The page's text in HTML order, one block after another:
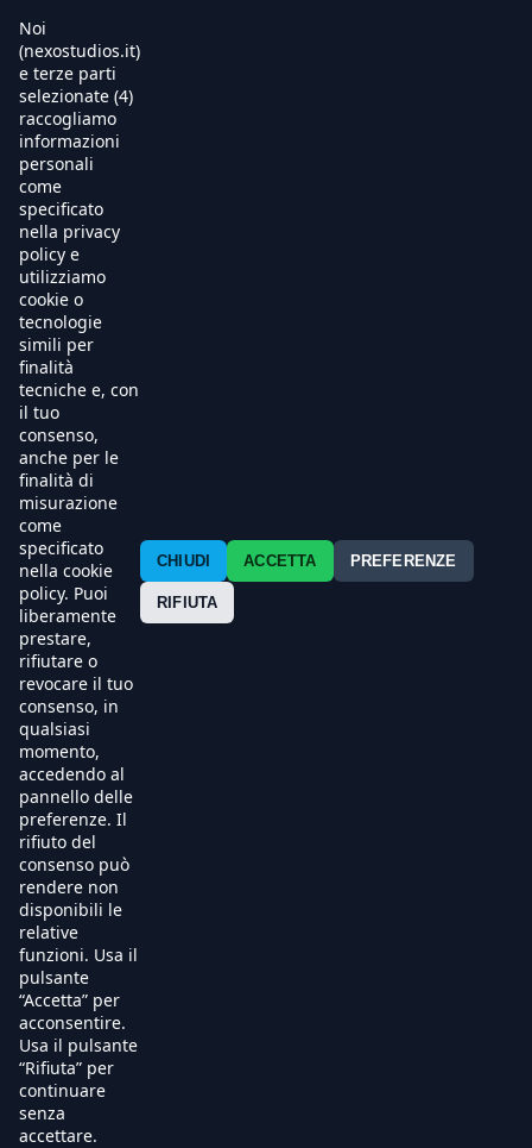
Contatti
Noi
(nexostudios.it)
e terze parti
selezionate (4)
raccogliamo
informazioni
personali
come
specificato
nella privacy
policy e
utilizziamo
cookie o
tecnologie
simili per
finalità
tecniche e, con
il tuo
consenso,
anche per le
finalità di
misurazione
come
specificato
nella cookie
policy. Puoi
liberamente
prestare,
rifiutare o
revocare il tuo
consenso, in
qualsiasi
momento,
accedendo al
pannello delle
preferenze. Il
rifiuto del
consenso può
rendere non
disponibili le
relative
funzioni. Usa il
pulsante
“Accetta” per
acconsentire.
Usa il pulsante
“Rifiuta” per
continuare
senza
accettare.
CHIUDI ACCETTA PREFERENZE
RIFIUTA